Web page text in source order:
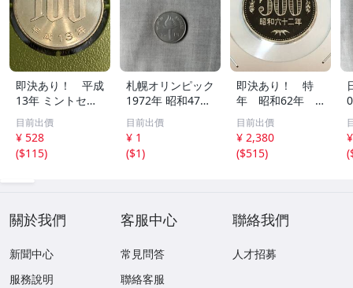
即決あり！ 平成
13年 ミントセッ
ト出し 「100円」
硬貨 完全未使用
品 １枚 送料全国
110円 ペーパーコ
目前出價
¥ 528
($115)
札幌オリンピック
1972年 昭和47年
100円記念硬貨 聖
火 コレクション
目前出價
¥ 1
($1)
即決あり！ 特
年 昭和62年 5
00円 硬貨 プ
ルーフ貨幣セッ
ト 出し 完全未
使用品 １枚
目前出價
¥ 2,380
($515)
(
關於我們
新聞中心
服務說明
客服中心
常見問答
聯絡客服
聯絡我們
人才招募